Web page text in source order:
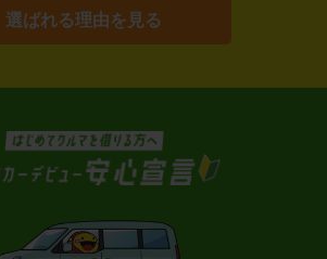
選ばれる理由を見る